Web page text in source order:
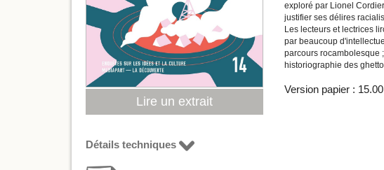
Lire un extrait
exploré par Lionel
justifier ses délires
Les lecteurs et lectrices
par beaucoup
parcours rocambolesque
historiographie des
Version papier :
Détails techniques